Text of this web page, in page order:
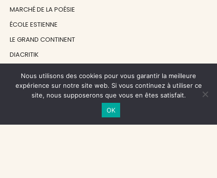
MARCHÉ DE LA POÉSIE
ÉCOLE ESTIENNE
LE GRAND CONTINENT
DIACRITIK
NOS SOUTIENS
CENTRE NATIONAL DU LIVRE
Nous utilisons des cookies pour vous garantir la meilleure
expérience sur notre site web. Si vous continuez à utiliser ce
site, nous supposerons que vous en êtes satisfait.
OK